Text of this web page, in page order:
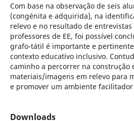
Com base na observação de seis
(congénita e adquirida), na
relevo e no resultado de entrevistas
professores de EE, foi possível
grafo-tátil é importante e
contexto educativo inclusivo.
caminho a percorrer na construção
materiais/imagens em relevo para
e promover um ambiente
Downloads